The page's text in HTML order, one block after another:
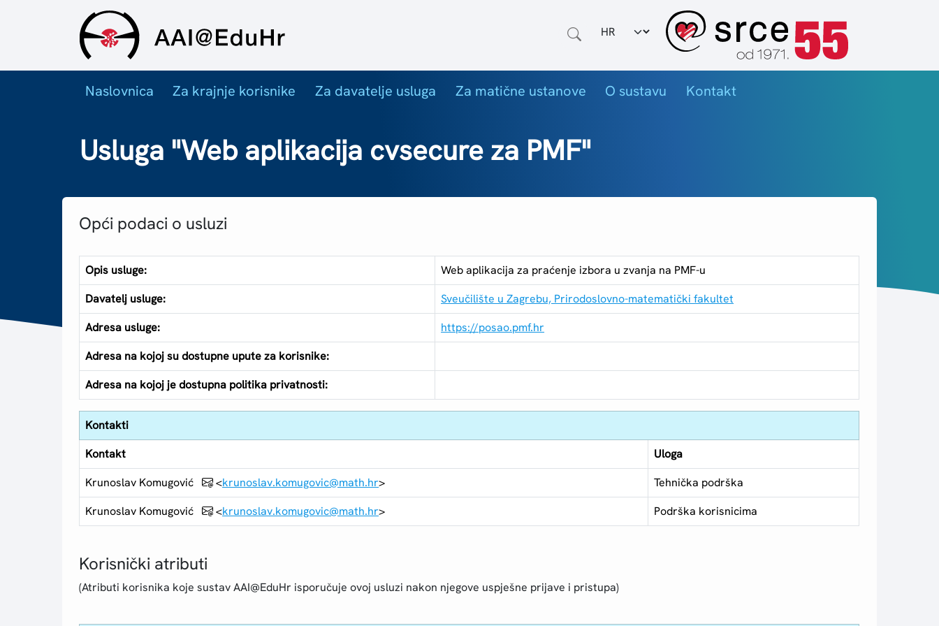
Odabir jezika
Naslovnica Za krajnje korisnike Za davatelje usluga Za matične ustanove O sustavu Kontakt
Usluga "Web aplikacija cvsecure za PMF"
Opći podaci o usluzi
Opis usluge:
Web aplikacija za praćenje izbora u zvanja na PMF-u
Davatelj usluge:
Sveučilište u Zagrebu, Prirodoslovno-matematički fakultet
Adresa usluge:
https://posao.pmf.hr
Adresa na kojoj su dostupne upute za korisnike:
Adresa na kojoj je dostupna politika privatnosti:
Kontakti
Kontakt
Uloga
Krunoslav Komugović
<krunoslav.komugovic@math.hr>
Tehnička podrška
Krunoslav Komugović
<krunoslav.komugovic@math.hr> Podrška korisnicima
Korisnički atributi
(Atributi korisnika koje sustav AAI@EduHr isporučuje ovoj usluzi nakon njegove uspješne prijave i pristupa)